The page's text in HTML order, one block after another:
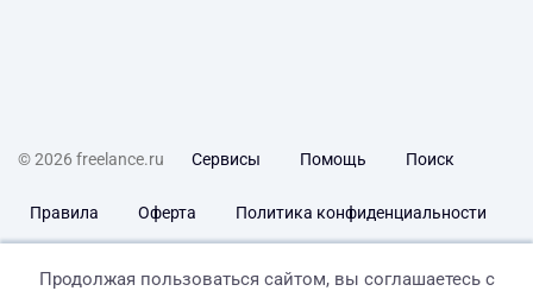
© 2026 freelance.ru Сервисы Помощь Поиск
Правила Оферта Политика конфиденциальности
Продолжая пользоваться сайтом, вы соглашаетесь с